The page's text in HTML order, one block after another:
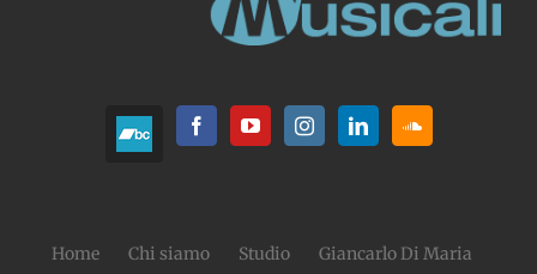
Home Chi siamo Studio
Giancarlo Di Maria